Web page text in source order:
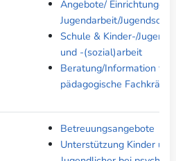
Angebote/ Einrichtungen -
Jugendarbeit/
Schule & Kinder-/
und -(sozial)arbeit
Beratung/Information für
pädagogische Fachkräfte
Betreuungsangebote
Unterstützung Kinder und